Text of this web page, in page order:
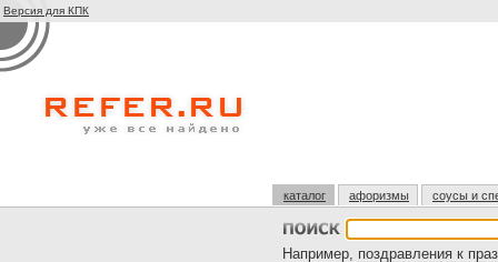
Версия для КПК
каталог афоризмы соусы и
Например, поздравления к